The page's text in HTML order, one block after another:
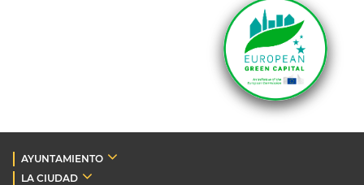
AYUNTAMIENTO
LA CIUDAD